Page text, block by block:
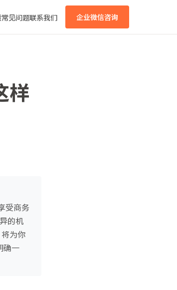
常见问题联系我们 企业微信咨询
样
受商务
的机
为你
确一